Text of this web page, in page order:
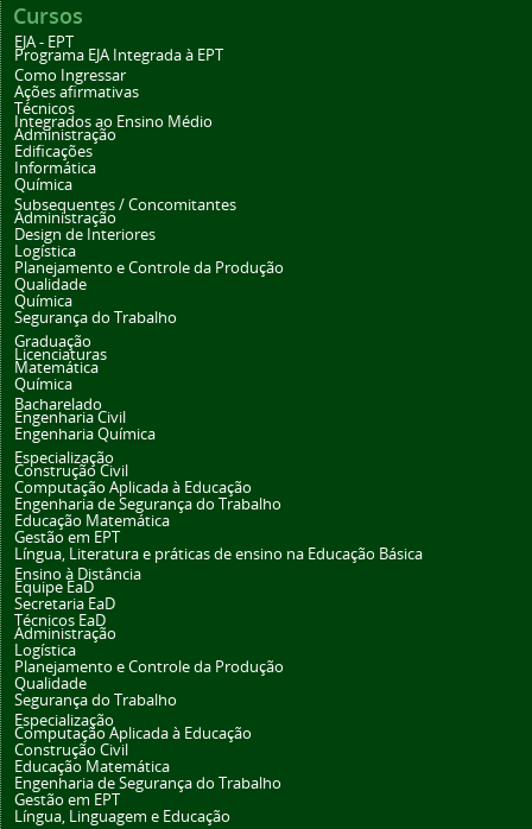
Cursos
EJA - EPT
Programa EJA Integrada à EPT
Como Ingressar
Ações afirmativas
Técnicos
Integrados ao Ensino Médio
Administração
Edificações
Informática
Química
Subsequentes / Concomitantes
Administração
Design de Interiores
Logística
Planejamento e Controle da Produção
Qualidade
Química
Segurança do Trabalho
Graduação
Licenciaturas
Matemática
Química
Bacharelado
Engenharia Civil
Engenharia Química
Especialização
Construção Civil
Computação Aplicada à Educação
Engenharia de Segurança do Trabalho
Educação Matemática
Gestão em EPT
Língua, Literatura e práticas de ensino na Educação Básica
Ensino à Distância
Equipe EaD
Secretaria EaD
Técnicos EaD
Administração
Logística
Planejamento e Controle da Produção
Qualidade
Segurança do Trabalho
Especialização
Computação Aplicada à Educação
Construção Civil
Educação Matemática
Engenharia de Segurança do Trabalho
Gestão em EPT
Língua, Linguagem e Educação